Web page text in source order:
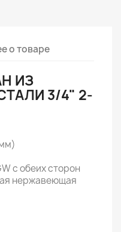
о товаре
ИЗ
3/4" 2-
с обеих сторон
нержавеющая